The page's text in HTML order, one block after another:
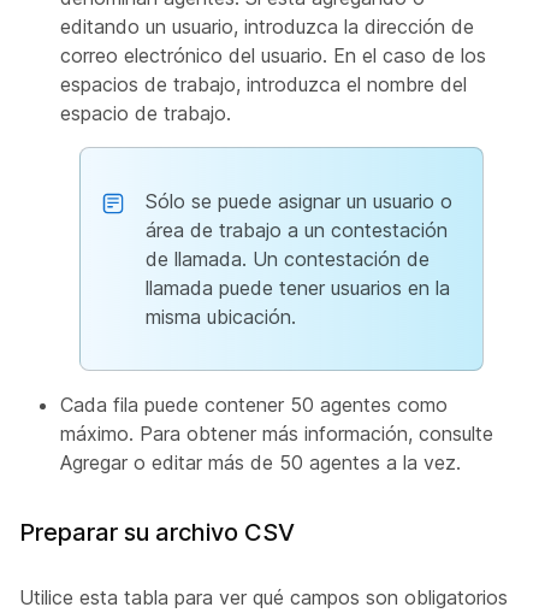
editando un usuario, introduzca la dirección de
correo electrónico del usuario. En el caso de los
espacios de trabajo, introduzca el nombre del
espacio de trabajo.
Sólo se puede asignar un usuario o
área de trabajo a un contestación
de llamada. Un contestación de
llamada puede tener usuarios en la
misma ubicación.
Cada fila puede contener 50 agentes como
máximo. Para obtener más información, consulte
Agregar o editar más de 50 agentes a la vez.
Preparar su archivo CSV
Utilice esta tabla para ver qué campos son obligatorios